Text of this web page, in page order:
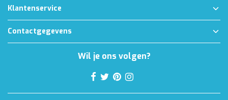
Klantenservice
Contactgegevens
Wil je ons volgen?